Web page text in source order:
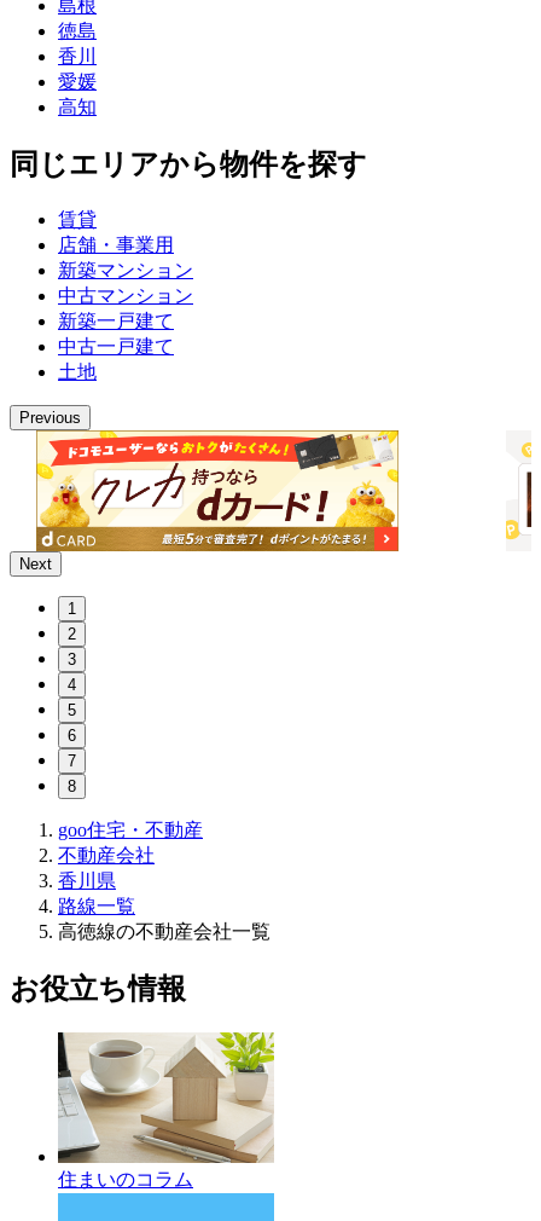
島根
徳島
香川
愛媛
高知
同じエリアから物件を探す
賃貸
店舗・事業用
新築マンション
中古マンション
新築一戸建て
中古一戸建て
土地
Previous
Next
1
2
3
4
5
6
7
8
goo住宅・不動産
不動産会社
香川県
路線一覧
高徳線の不動産会社一覧
お役立ち情報
住まいのコラム